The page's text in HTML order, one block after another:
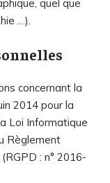
quel que
…).
concernant la
2014 pour la
Loi Informatique
Règlement
: n° 2016-